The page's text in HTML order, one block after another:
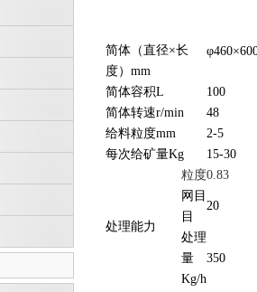
简体（直径×长
度） mm
简体容积L
100
简体转速r/min
48
给料粒度mm
2-5
每次给矿量Kg 15-30
处理能力
粒度0.83
网目
目
20
处理
量
Kg/h
350